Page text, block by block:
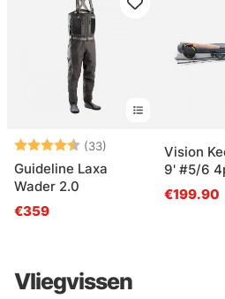
Beoordeling:
(33)
4.6 uit 5 sterren
Guideline Laxa
Wader 2.0
€359
Vision
9' #5/6
€199.90
Vliegvissen